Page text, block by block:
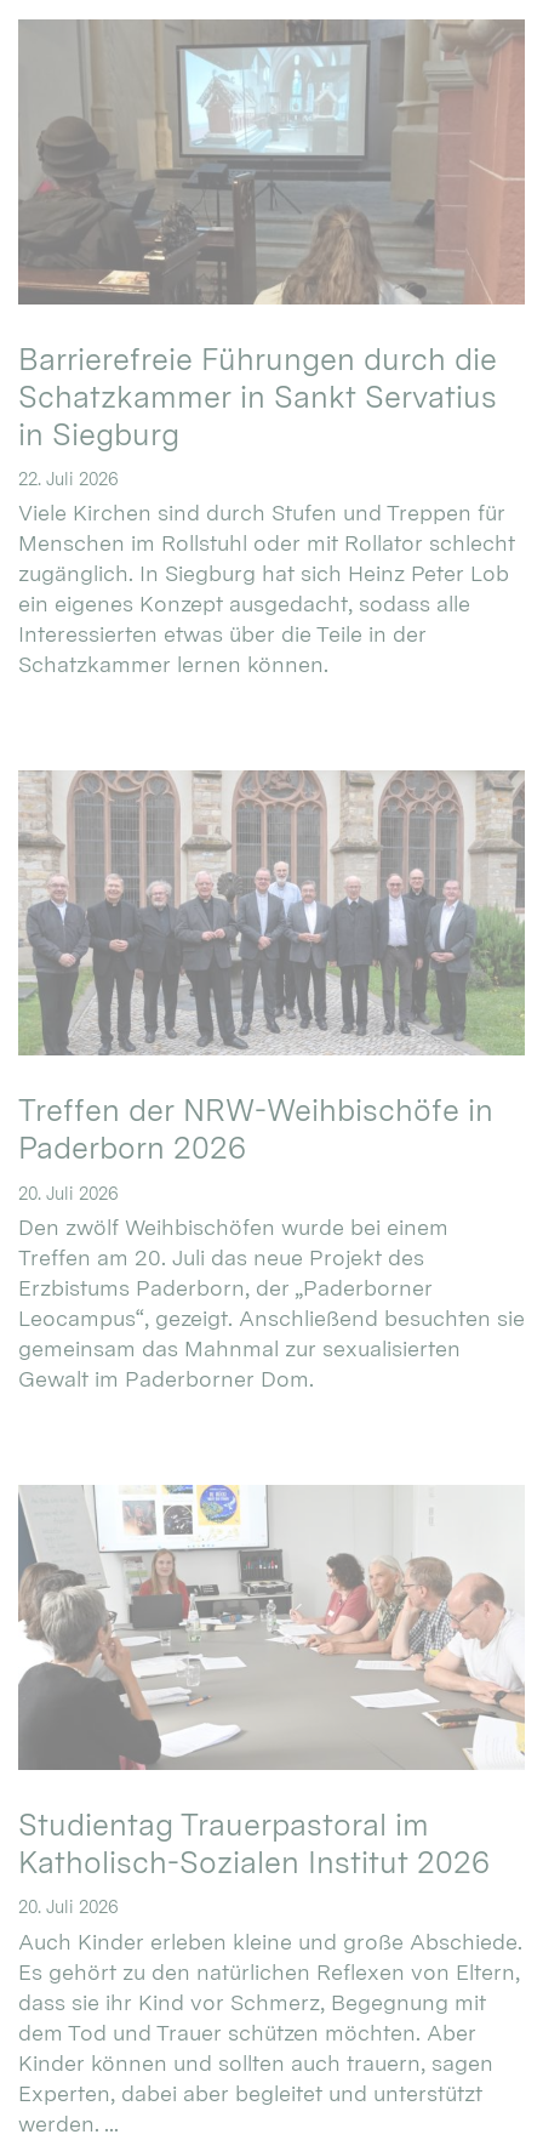
Barrierefreie Führungen durch die
Schatzkammer in Sankt Servatius
in Siegburg
22. Juli 2026
Viele Kirchen sind durch Stufen und Treppen für
Menschen im Rollstuhl oder mit Rollator schlecht
zugänglich. In Siegburg hat sich Heinz Peter Lob
ein eigenes Konzept ausgedacht, sodass alle
Interessierten etwas über die Teile in der
Schatzkammer lernen können.
Treffen der NRW-Weihbischöfe in
Paderborn 2026
20. Juli 2026
Den zwölf Weihbischöfen wurde bei einem
Treffen am 20. Juli das neue Projekt des
Erzbistums Paderborn, der „Paderborner
Leocampus“, gezeigt. Anschließend besuchten sie
gemeinsam das Mahnmal zur sexualisierten
Gewalt im Paderborner Dom.
Studientag Trauerpastoral im
Katholisch-Sozialen Institut 2026
20. Juli 2026
Auch Kinder erleben kleine und große Abschiede.
Es gehört zu den natürlichen Reflexen von Eltern,
dass sie ihr Kind vor Schmerz, Begegnung mit
dem Tod und Trauer schützen möchten. Aber
Kinder können und sollten auch trauern, sagen
Experten, dabei aber begleitet und unterstützt
werden. ...